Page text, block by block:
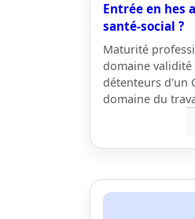
Entrée en hes
santé-social ?
Maturité
domaine
détenteurs d'un
domaine du